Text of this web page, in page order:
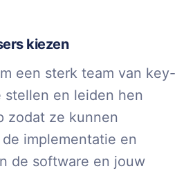
kiezen
een sterk team van key-
stellen en leiden hen
zodat ze kunnen
implementatie en
de software en jouw